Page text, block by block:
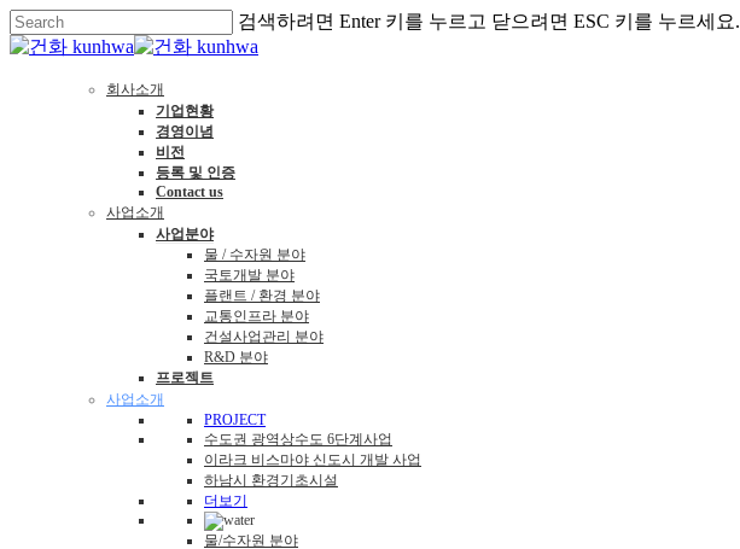
검색하려면 Enter 키를 누르고 닫으려면 ESC 키를 누르세요.
회사소개
기업현황
경영이념
비전
등록 및 인증
Contact us
사업소개
사업분야
물 / 수자원 분야
국토개발 분야
플랜트 / 환경 분야
교통인프라 분야
건설사업관리 분야
R&D 분야
프로젝트
사업소개
PROJECT
수도권 광역상수도 6단계사업
이라크 비스마야 신도시 개발 사업
하남시 환경기초시설
더보기
물/수자원 분야